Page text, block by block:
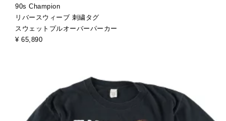
90s Champion
リバースウィーブ 刺繍タグ
スウェットプルオーバーパーカー
¥ 65,890